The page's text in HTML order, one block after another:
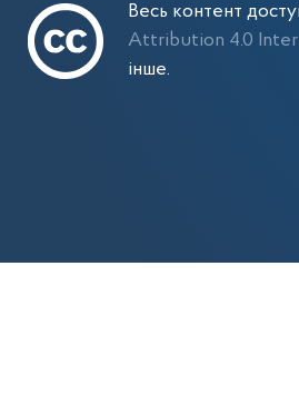
Весь контент
Attribution 4.0
інше.